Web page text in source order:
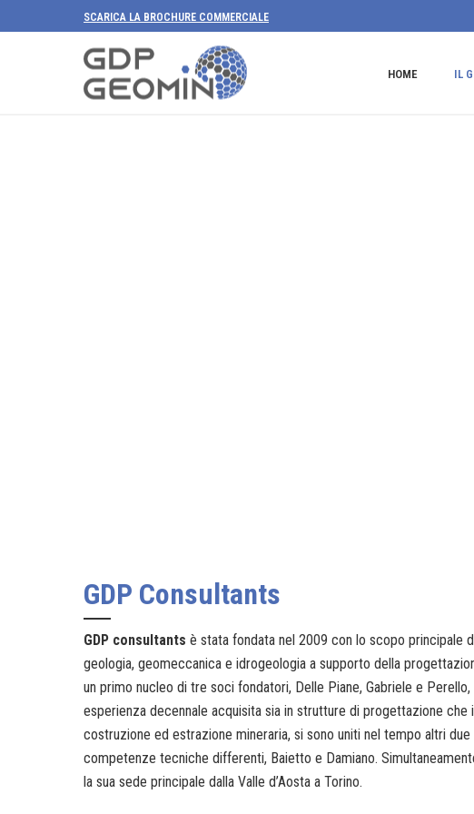
SCARICA LA BROCHURE COMMERCIALE
HOME IL
GDP-GEOMIN è il risultato
s.r.l., che originariamente
GDP Consultants
GDP consultants è stata fondata nel 2009 con lo scopo principale
geologia, geomeccanica e idrogeologia a supporto della
un primo nucleo di tre soci fondatori, Delle Piane, Gabriele e
esperienza decennale acquisita sia in strutture di progettazione che
costruzione ed estrazione mineraria, si sono uniti nel tempo altri
competenze tecniche differenti, Baietto e Damiano.
la sua sede principale dalla Valle d’Aosta a Torino.